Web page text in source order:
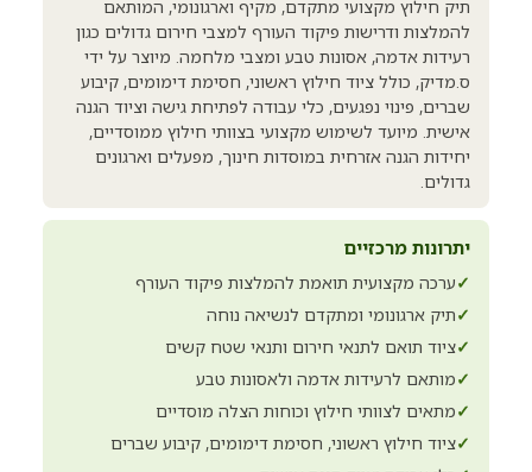
תיק חילוץ מקצועי מתקדם, מקיף וארגונומי, המותאם
להמלצות ודרישות פיקוד העורף למצבי חירום גדולים כגון
רעידות אדמה, אסונות טבע ומצבי מלחמה. מיוצר על ידי
ס.מדיק, כולל ציוד חילוץ ראשוני, חסימת דימומים, קיבוע
שברים, פינוי נפגעים, כלי עבודה לפתיחת גישה וציוד הגנה
אישית. מיועד לשימוש מקצועי בצוותי חילוץ ממוסדיים,
יחידות הגנה אזרחית במוסדות חינוך, מפעלים וארגונים
גדולים.
יתרונות מרכזיים
✓ערכה מקצועית תואמת להמלצות פיקוד העורף
✓תיק ארגונומי ומתקדם לנשיאה נוחה
✓ציוד תואם לתנאי חירום ותנאי שטח קשים
✓מותאם לרעידות אדמה ולאסונות טבע
✓מתאים לצוותי חילוץ וכוחות הצלה מוסדיים
✓ציוד חילוץ ראשוני, חסימת דימומים, קיבוע שברים